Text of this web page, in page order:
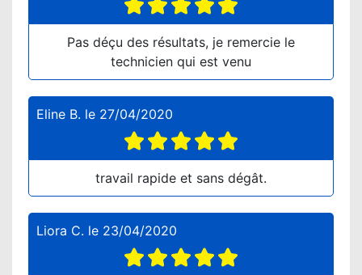
Pas déçu des résultats, je remercie le
technicien qui est venu
Eline B. le 27/04/2020
travail rapide et sans dégât.
Liora C. le 23/04/2020